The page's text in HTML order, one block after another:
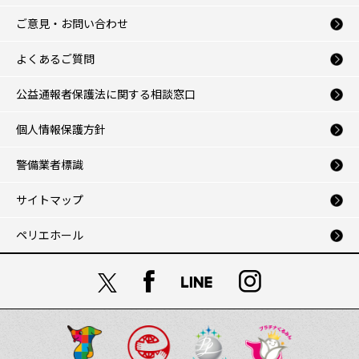
ご意見・お問い合わせ
よくあるご質問
公益通報者保護法に関する相談窓口
個人情報保護方針
警備業者標識
サイトマップ
ペリエホール